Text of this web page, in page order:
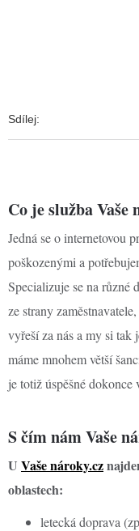
Sdílej:
Co je služba Vaše
Jedná se o internetovou
poškozenými a
Specializuje se na různé
ze strany
vyřeší za nás a my si tak
máme mnohem větší
je totiž úspěšné
S čím nám Vaše
U Vaše nároky.cz
oblastech:
letecká doprava